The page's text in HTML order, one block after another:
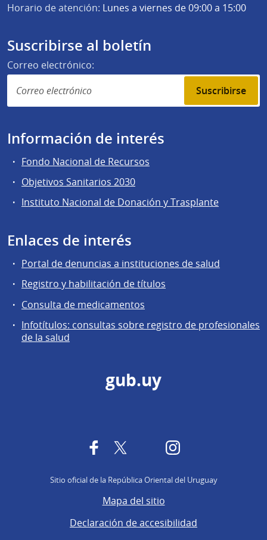
Horario de atención: Lunes a viernes de 09:00 a 15:00
Suscribirse al boletín
Correo electrónico:
Suscribirse
Información de interés
Fondo Nacional de Recursos
Objetivos Sanitarios 2030
Instituto Nacional de Donación y Trasplante
Enlaces de interés
Portal de denuncias a instituciones de salud
Registro y habilitación de títulos
Consulta de medicamentos
Infotítulos: consultas sobre registro de profesionales
de la salud
gub.uy
Facebook YouTubeInstagram
Sitio oficial de la República Oriental del Uruguay
Mapa del sitio
Declaración de accesibilidad